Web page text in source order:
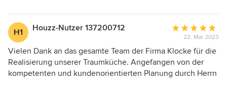
H1 Houzz-Nutzer 137200712
Bewertung:
5
von
5
22. Mai 2023
Vielen Dank an das gesamte Team der Firma Klocke für die
Realisierung unserer Traumküche. Angefangen von der
kompetenten und kundenorientierten Planung durch Herrn